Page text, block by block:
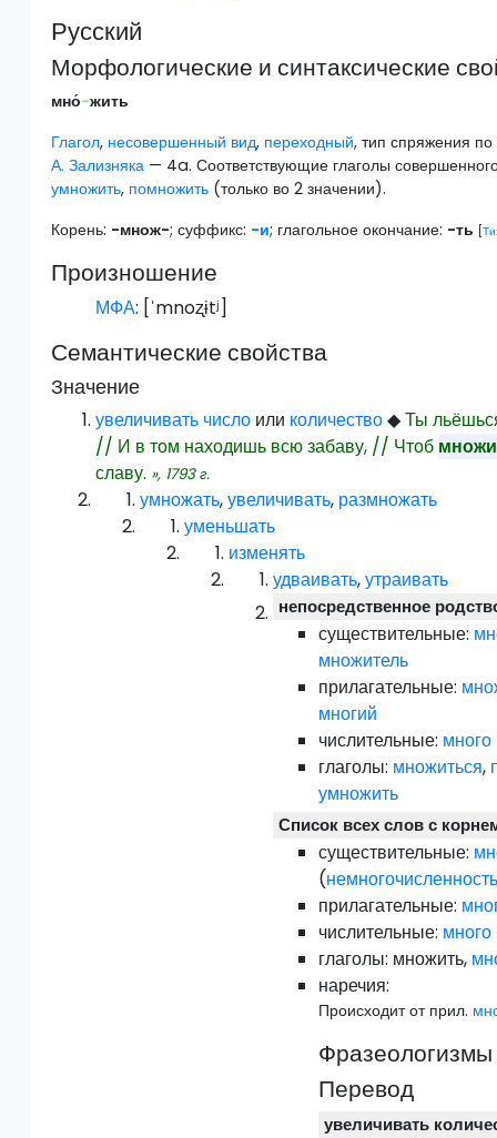
Русский
Морфологические и синтаксические
мно́-жить
Глагол, несовершенный вид, переходный, тип спряжения по
А. Зализняка — 4a. Соответствующие глаголы
умножить, помножить (только во 2 значении).
Корень: -множ-; суффикс: -и; глагольное окончание: -ть [
Произношение
МФА: [ˈmnoʐɨtʲ]
Семантические свойства
Значение
увеличивать число или количество◆Ты
// И в том находишь всю забаву, // Чтоб
славу. », 1793г.
умножать,увеличивать, размножать
уменьшать
изменять
удваивать,утраивать
непосредственное
существительные:
множитель
прилагательные:
многий
числительные: много
глаголы: множиться,
умножить
Список всех слов с
существительные:
(
прилагательные:
числительные: много
глаголы: множить,
наречия:
Происходит от прил.
Перевод
увеличивать